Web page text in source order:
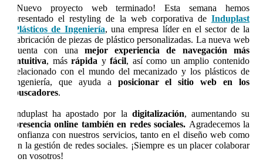
¡Nuevo proyecto web terminado! Esta semana hemos
presentado el restyling de la web corporativa de Induplast
Plásticos de Ingeniería, una empresa líder en el sector de la
fabricación de piezas de plástico personalizadas. La nueva web
cuenta con una mejor experiencia de navegación más
intuitiva, másrápida yfácil, así como un amplio contenido
relacionado con el mundo del mecanizado y los plásticos de
ingeniería, que ayuda a posicionar el sitio web en los
buscadores.
Induplast ha apostado por la digitalización, aumentando su
presencia online también en redes sociales. Agradecemos la
confianza con nuestros servicios, tanto en el diseño web como
en la gestión de redes sociales. ¡Siempre es un placer colaborar
con vosotros!